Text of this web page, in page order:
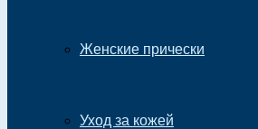
Женские прически
Уход за кожей